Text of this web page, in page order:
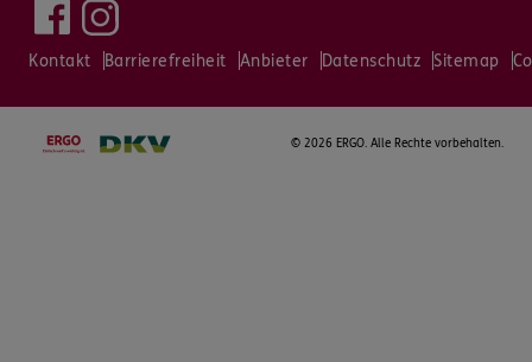
Kontakt Barrierefreiheit Anbieter Datenschutz Sitemap
© 2026 ERGO. Alle Rechte vorbehalten.